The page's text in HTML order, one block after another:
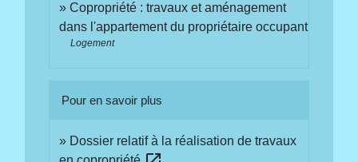
Copropriété : travaux et aménagement
dans l'appartement du propriétaire occupant
Logement
Pour en savoir plus
Dossier relatif à la réalisation de travaux